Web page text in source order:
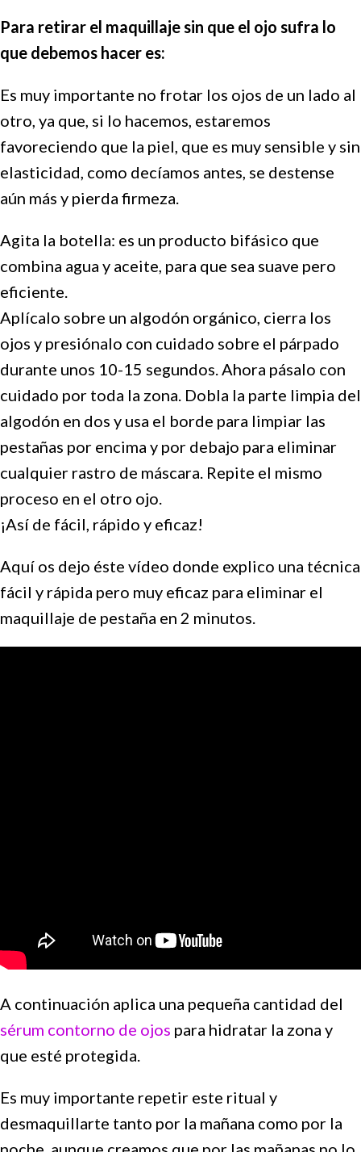
Para retirar el maquillaje sin que el ojo sufra lo
que debemos hacer es:
Es muy importante no frotar los ojos de un lado al
otro, ya que, si lo hacemos, estaremos
favoreciendo que la piel, que es muy sensible y sin
elasticidad, como decíamos antes, se destense
aún más y pierda firmeza.
Agita la botella: es un producto bifásico que
combina agua y aceite, para que sea suave pero
eficiente.
Aplícalo sobre un algodón orgánico, cierra los
ojos y presiónalo con cuidado sobre el párpado
durante unos 10-15 segundos. Ahora pásalo con
cuidado por toda la zona. Dobla la parte limpia del
algodón en dos y usa el borde para limpiar las
pestañas por encima y por debajo para eliminar
cualquier rastro de máscara. Repite el mismo
proceso en el otro ojo.
¡Así de fácil, rápido y eficaz!
Aquí os dejo éste vídeo donde explico una técnica
fácil y rápida pero muy eficaz para eliminar el
maquillaje de pestaña en 2 minutos.
A continuación aplica una pequeña cantidad del
sérum contorno de ojos para hidratar la zona y
que esté protegida.
Es muy importante repetir este ritual y
desmaquillarte tanto por la mañana como por la